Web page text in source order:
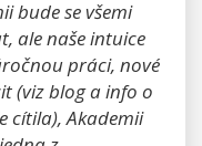
bude se všemi
ale naše intuice
práci, nové
(viz blog a info o
cítila), Akademii